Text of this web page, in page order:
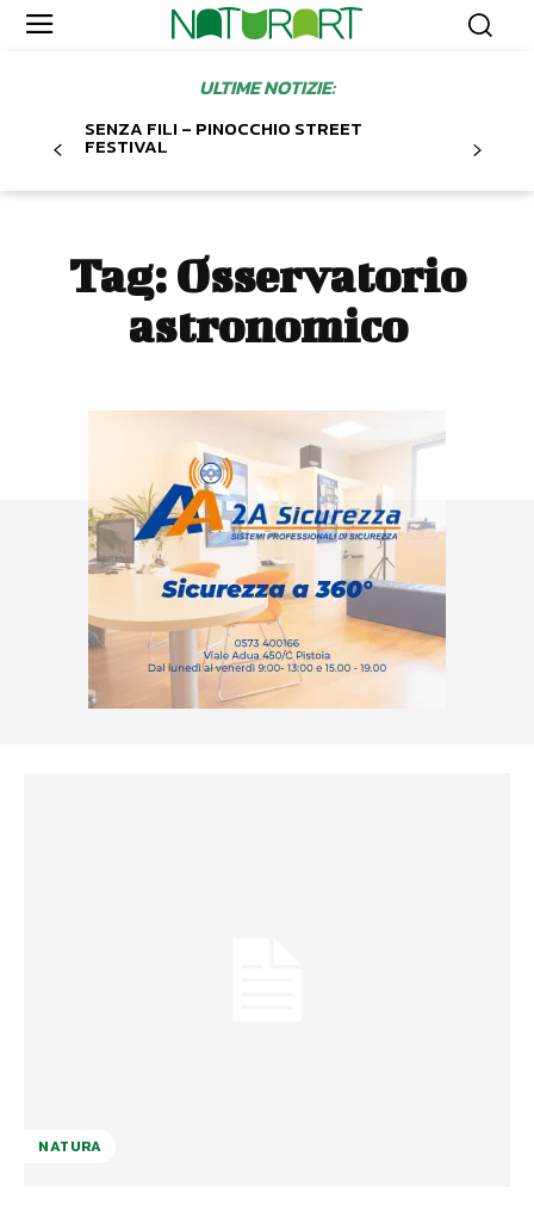
ULTIME NOTIZIE:
SENZA FILI – PINOCCHIO STREET
FESTIVAL
Tag: Osservatorio
astronomico
NATURA